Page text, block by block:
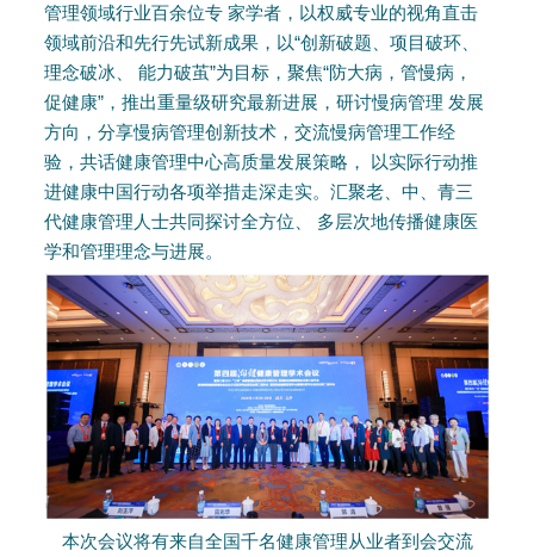
管理领域行业百余位专 家学者，以权威专业的视角直击
领域前沿和先行先试新成果，以“创新破题、项目破环、
理念破冰、 能力破茧”为目标，聚焦“防大病，管慢病，
促健康”，推出重量级研究最新进展，研讨慢病管理 发展
方向，分享慢病管理创新技术，交流慢病管理工作经
验，共话健康管理中心高质量发展策略， 以实际行动推
进健康中国行动各项举措走深走实。汇聚老、中、青三
代健康管理人士共同探讨全方位、 多层次地传播健康医
学和管理理念与进展。
本次会议将有来自全国千名健康管理从业者到会交流